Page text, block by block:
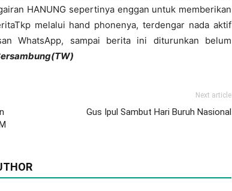
HANUNG sepertinya enggan untuk memberikan
melalui hand phonenya, terdengar nada aktif
WhatsApp, sampai berita ini diturunkan belum
Next article
Gus Ipul Sambut Hari Buruh Nasional